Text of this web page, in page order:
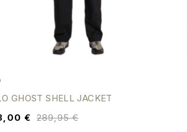
GHOST SHELL JACKET
289,95€
€